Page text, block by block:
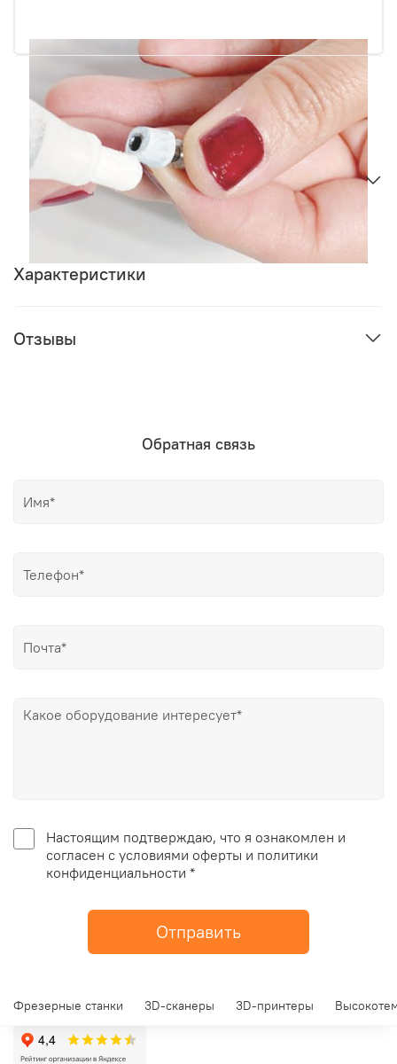
Характеристики
Отзывы
Обратная связь
Настоящим подтверждаю, что я ознакомлен и
согласен с условиями оферты и политики
конфиденциальности *
Отправить
Фрезерные станки 3D-сканеры 3D-принтеры